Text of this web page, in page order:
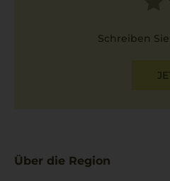
Schreiben
Über die Region